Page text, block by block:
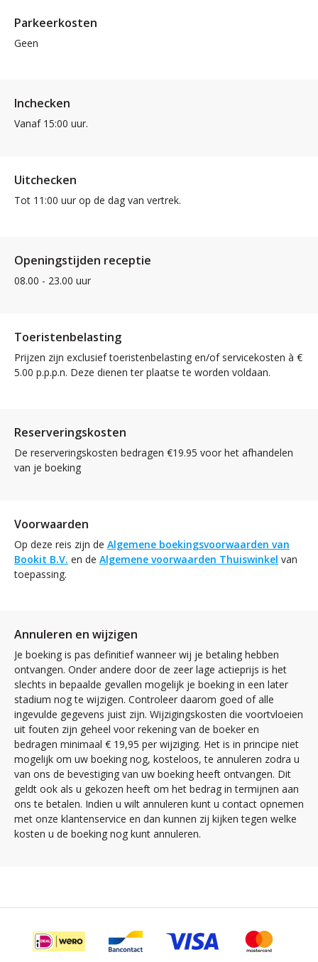
Parkeerkosten
Geen
Inchecken
Vanaf 15:00 uur.
Uitchecken
Tot 11:00 uur op de dag van vertrek.
Openingstijden receptie
08.00 - 23.00 uur
Toeristenbelasting
Prijzen zijn exclusief toeristenbelasting en/of servicekosten à €
5.00 p.p.p.n. Deze dienen ter plaatse te worden voldaan.
Reserveringskosten
De reserveringskosten bedragen €19.95 voor het afhandelen
van je boeking
Voorwaarden
Op deze reis zijn de Algemene boekingsvoorwaarden van
Bookit B.V. en de Algemene voorwaarden Thuiswinkel van
toepassing.
Annuleren en wijzigen
Je boeking is pas definitief wanneer wij je betaling hebben
ontvangen. Onder andere door de zeer lage actieprijs is het
slechts in bepaalde gevallen mogelijk je boeking in een later
stadium nog te wijzigen. Controleer daarom goed of alle
ingevulde gegevens juist zijn. Wijzigingskosten die voortvloeien
uit fouten zijn geheel voor rekening van de boeker en
bedragen minimaal € 19,95 per wijziging. Het is in principe niet
mogelijk om uw boeking nog, kosteloos, te annuleren zodra u
van ons de bevestiging van uw boeking heeft ontvangen. Dit
geldt ook als u gekozen heeft om het bedrag in termijnen aan
ons te betalen. Indien u wilt annuleren kunt u contact opnemen
met onze klantenservice en dan kunnen zij kijken tegen welke
kosten u de boeking nog kunt annuleren.